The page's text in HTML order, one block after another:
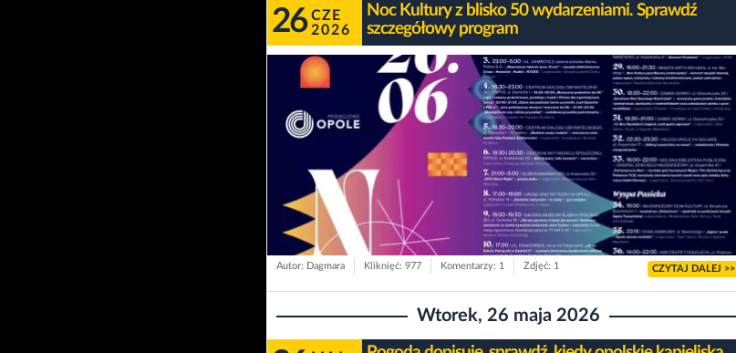
26 CZE
2026
Noc Kultury z blisko 50 wydarzeniami. Sprawdź
szczegółowy program
Autor: Dagmara Kliknięć: 977 Komentarzy: 1 Zdjęć: 1 CZYTAJ DALEJ >>
Wtorek, 26 maja 2026